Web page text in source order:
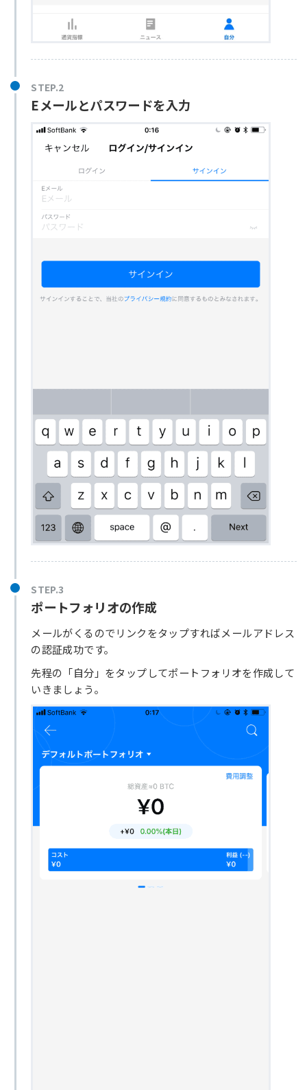
STEP.2
Eメールとパスワードを入力
STEP.3
ポートフォリオの作成
メールがくるのでリンクをタップすればメールアドレス
の認証成功です。
先程の「自分」をタップしてポートフォリオを作成して
いきましょう。